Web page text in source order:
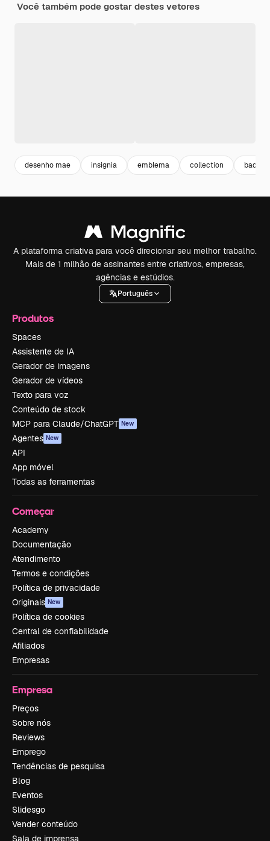
Você também pode gostar destes vetores
desenho mae insignia emblema collection badge
A plataforma criativa para você direcionar seu melhor trabalho.
Mais de 1 milhão de assinantes entre criativos, empresas,
agências e estúdios.
Português
Produtos
Spaces
Assistente de IA
Gerador de imagens
Gerador de vídeos
Texto para voz
Conteúdo de stock
MCP para Claude/ChatGPT New
Agentes New
API
App móvel
Todas as ferramentas
Começar
Academy
Documentação
Atendimento
Termos e condições
Política de privacidade
Originais New
Política de cookies
Central de confiabilidade
Afiliados
Empresas
Empresa
Preços
Sobre nós
Reviews
Emprego
Tendências de pesquisa
Blog
Eventos
Slidesgo
Vender conteúdo
Sala de imprensa